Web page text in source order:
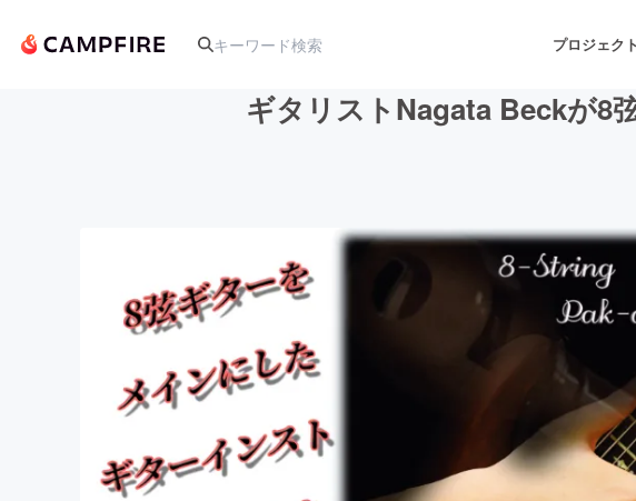
プロジェク
アート・写真 音楽
ゲーム・サービ
映像・映画 書籍・雑誌出版
ビジネス・起業 チャレンジ
ギタリストNagata Beckが8